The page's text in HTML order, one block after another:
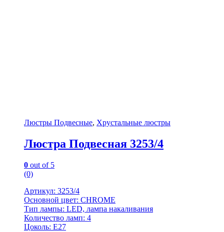
Люстры Подвесные, Хрустальные люстры
Люстра Подвесная 3253/4
0 out of 5
(0)
Артикул: 3253/4
Основной цвет: CHROME
Тип лампы: LED, лампа накаливания
Количество ламп: 4
Цоколь: Е27